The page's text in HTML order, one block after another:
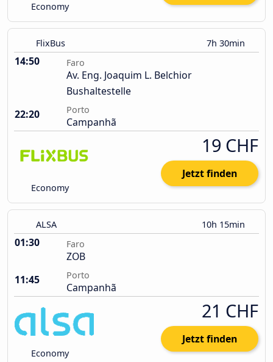
Economy
FlixBus 7h 30min
14:50 Faro
Av. Eng. Joaquim L. Belchior
Bushaltestelle
22:20
Porto
Campanhã
Economy
19 CHF
Jetzt finden
ALSA 10h 15min
01:30 Faro
ZOB
11:45
Porto
Campanhã
Economy
21 CHF
Jetzt finden